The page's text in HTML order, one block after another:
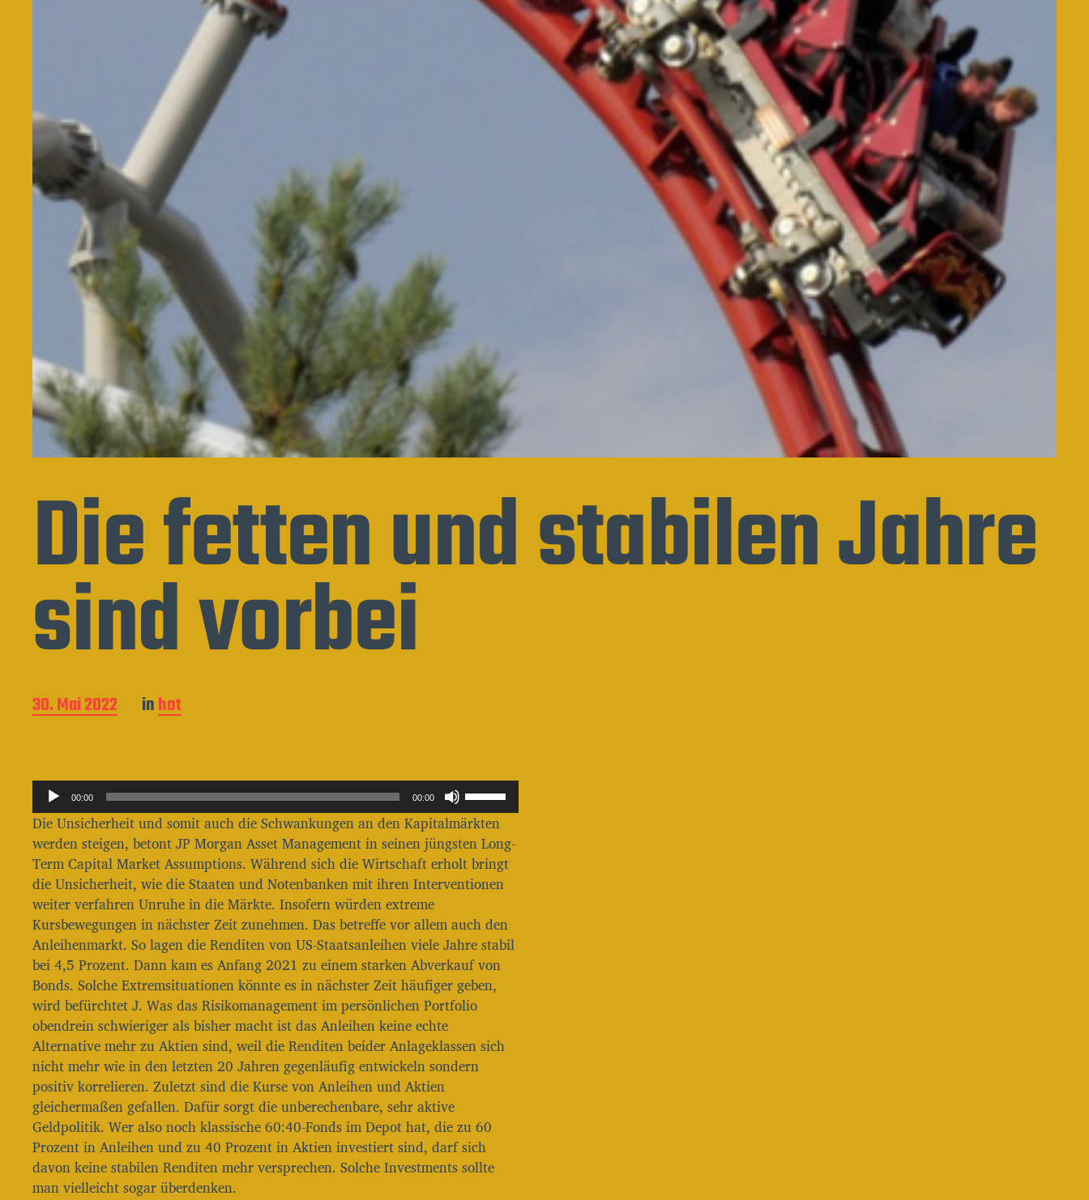
Die fetten und stabilen Jahre
sind vorbei
B
e
r
g
s
d
a
t
u
m
30. Mai 2022 inhot
u
d
i
o
-
P
l
a
y
e
r
00:00 00:00
f
e
l
t
a
e
n
H
o
c
h
R
u
r
b
n
Die Unsicherheit und somit auch die Schwankungen an den Kapitalmärkten
werden steigen, betont JP Morgan Asset Management in seinen jüngsten Long-
Term Capital Market Assumptions. Während sich die Wirtschaft erholt bringt
die Unsicherheit, wie die Staaten und Notenbanken mit ihren Interventionen
weiter verfahren Unruhe in die Märkte. Insofern würden extreme
Kursbewegungen in nächster Zeit zunehmen. Das betreffe vor allem auch den
Anleihenmarkt. So lagen die Renditen von US-Staatsanleihen viele Jahre stabil
bei 4,5 Prozent. Dann kam es Anfang 2021 zu einem starken Abverkauf von
Bonds. Solche Extremsituationen könnte es in nächster Zeit häufiger geben,
wird befürchtet J. Was das Risikomanagement im persönlichen Portfolio
obendrein schwieriger als bisher macht ist das Anleihen keine echte
Alternative mehr zu Aktien sind, weil die Renditen beider Anlageklassen sich
nicht mehr wie in den letzten 20 Jahren gegenläufig entwickeln sondern
positiv korrelieren. Zuletzt sind die Kurse von Anleihen und Aktien
gleichermaßen gefallen. Dafür sorgt die unberechenbare, sehr aktive
Geldpolitik. Wer also noch klassische 60:40-Fonds im Depot hat, die zu 60
Prozent in Anleihen und zu 40 Prozent in Aktien investiert sind, darf sich
davon keine stabilen Renditen mehr versprechen. Solche Investments sollte
man vielleicht sogar überdenken.